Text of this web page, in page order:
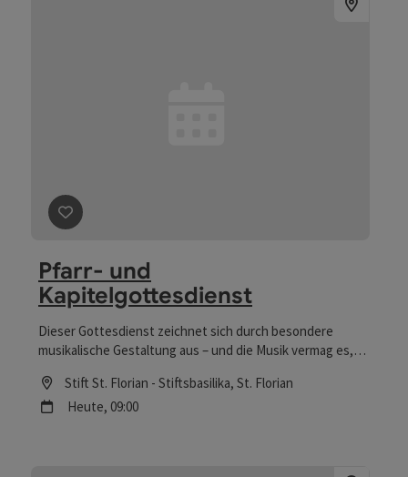
Beitrag merken
Pfarr- und
Kapitelgottesdienst
Dieser Gottesdienst zeichnet sich durch besondere
musikalische Gestaltung aus – und die Musik vermag es,
Himmel zu verbinden“!
Location
Stift St. Florian - Stiftsbasilika, St. Florian
Nächster Termin
Heute, 09:00